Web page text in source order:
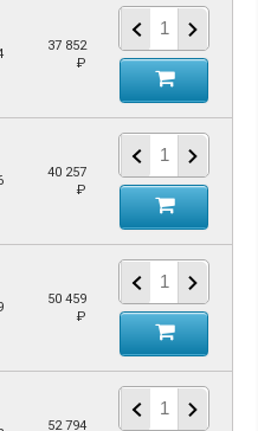
37 852
₽
40 257
₽
50 459
₽
52 794